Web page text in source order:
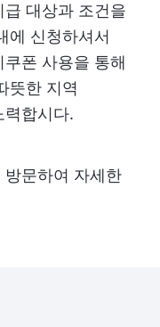
대상과 조건을
에 신청하셔서
폰 사용을 통해
뜻한 지역
력합시다.
문하여 자세한